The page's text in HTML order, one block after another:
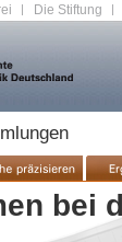
| Die Stiftung |
bei